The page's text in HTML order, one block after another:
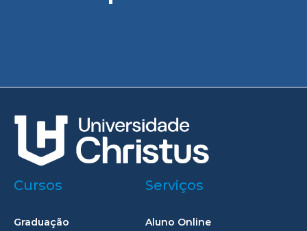
Cursos
Graduação
Serviços
Aluno Online